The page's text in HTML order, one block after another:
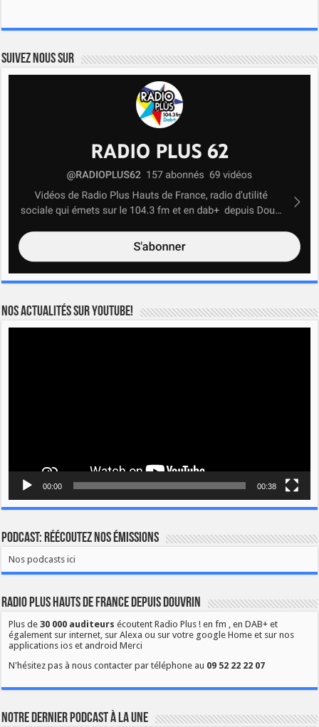
Suivez nous sur
Nos actualités sur YOUTUBE!
00:00 00:38
Podcast: Réécoutez nos émissions
Nos podcasts ici
Radio Plus Hauts de France depuis Douvrin
Plus de30 000 auditeurs écoutent Radio Plus ! en fm , en DAB+ et
également sur internet, sur Alexa ou sur votre google Home et sur nos
applications ios et android Merci
N'hésitez pas à nous contacter par téléphone au 09 52 22 22 07
Notre dernier podcast à la une